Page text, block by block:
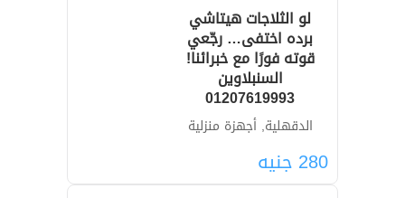
لو الثلاجات هيتاشي
برده اختفى… رجّعي
قوته فورًا مع خبرائنا!
السنبلاوين
01207619993
الدقهلية, أجهزة منزلية
280 جنيه